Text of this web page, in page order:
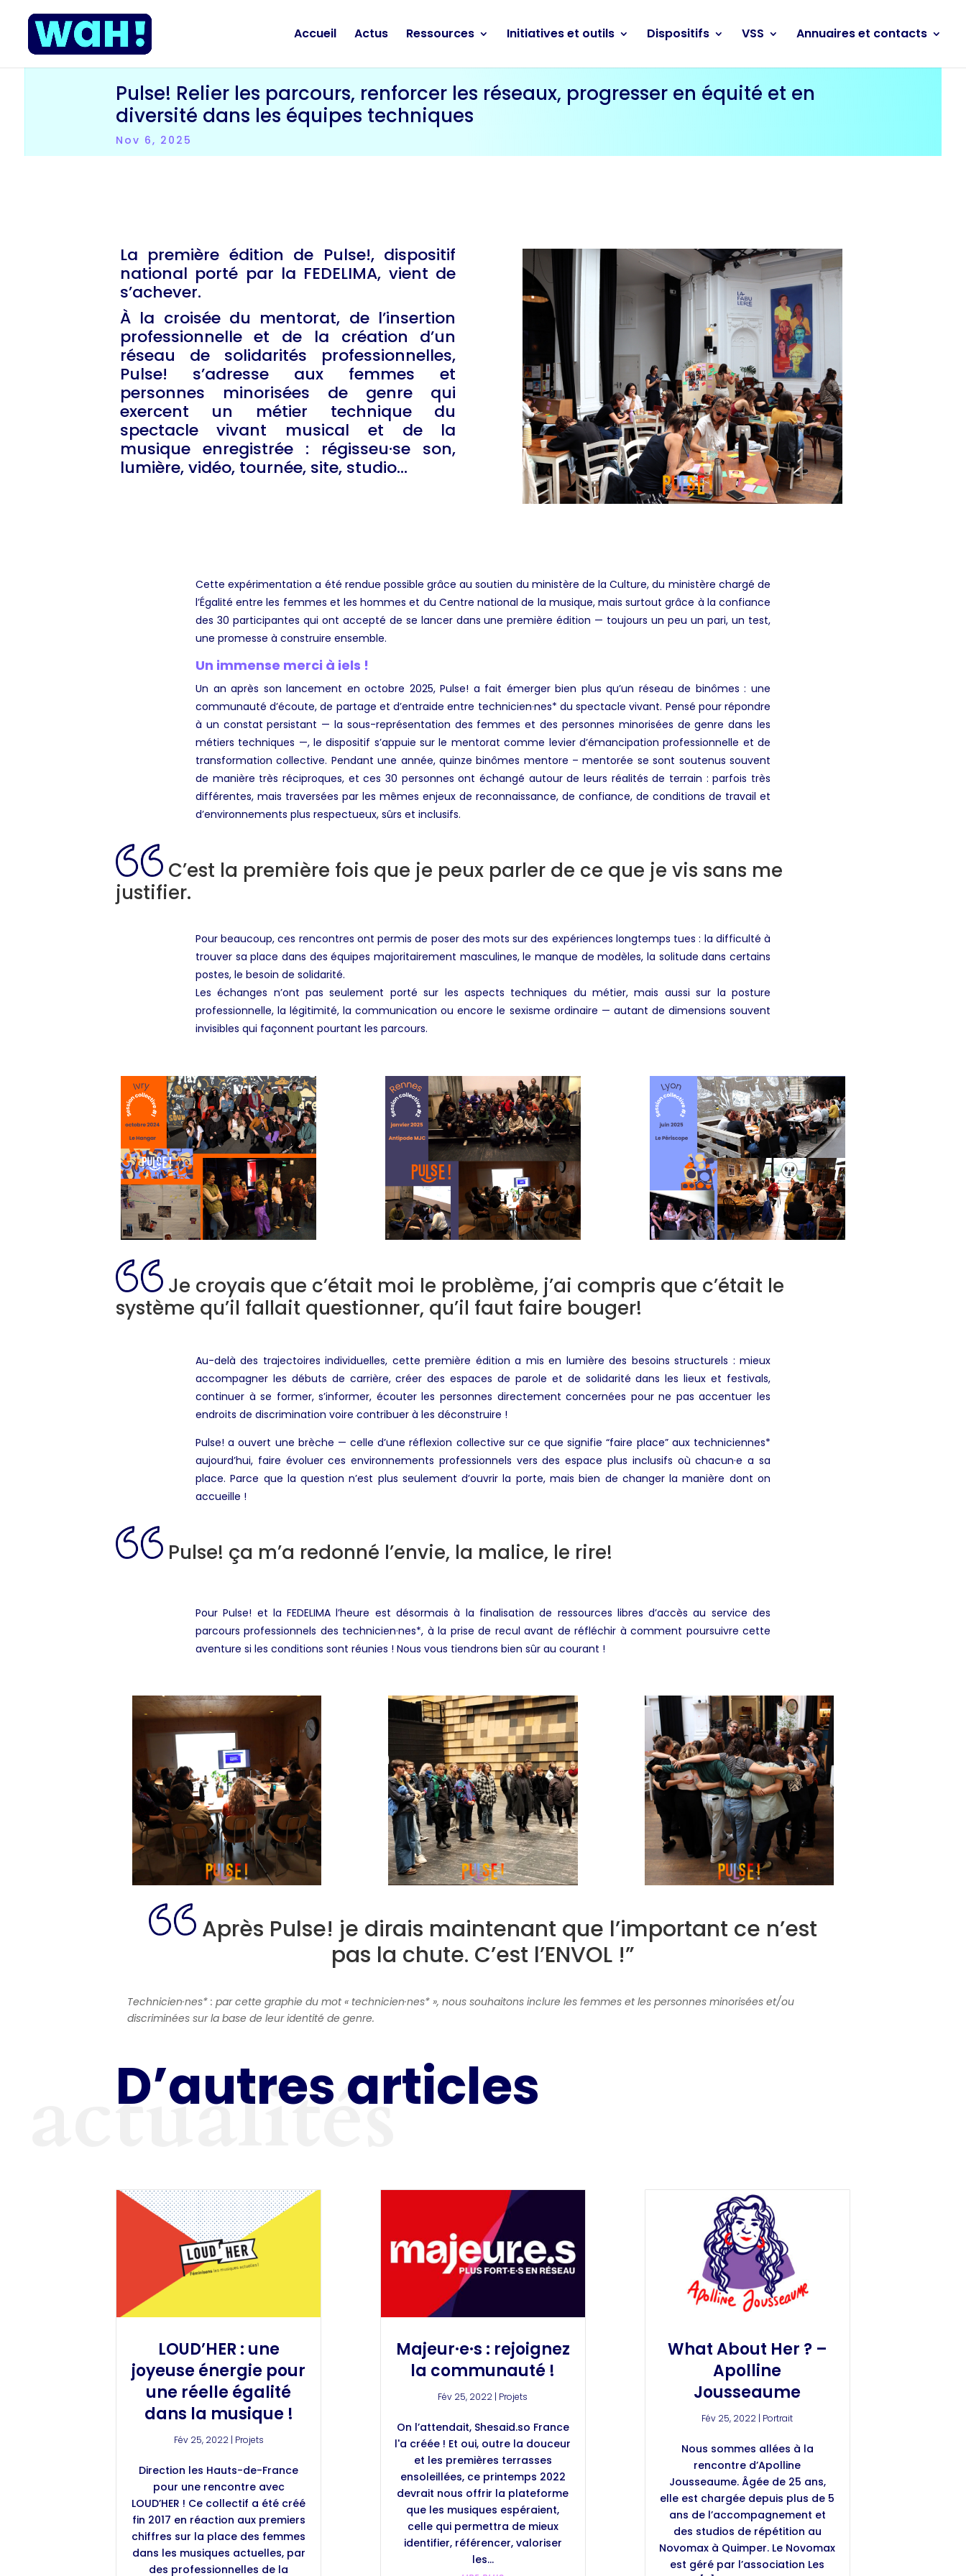
Accueil Actus Ressources Initiatives et outils Dispositifs VSS Annuaires et contacts
Pulse! Relier les parcours, renforcer les réseaux, progresser en équité et en
diversité dans les équipes techniques
Nov 6, 2025
La première édition de Pulse!, dispositif
national porté par la FEDELIMA, vient de
s’achever.
À la croisée du mentorat, de l’insertion
professionnelle et de la création d’un
réseau de solidarités professionnelles,
Pulse! s’adresse aux femmes et
personnes minorisées de genre qui
exercent un métier technique du
spectacle vivant musical et de la
musique enregistrée : régisseu·se son,
lumière, vidéo, tournée, site, studio…
Cette expérimentation a été rendue possible grâce au soutien du ministère de la Culture, du ministère chargé de
l’Égalité entre les femmes et les hommes et du Centre national de la musique, mais surtout grâce à la confiance
des 30 participantes qui ont accepté de se lancer dans une première édition — toujours un peu un pari, un test,
une promesse à construire ensemble.
Un immense merci à iels !
Un an après son lancement en octobre 2025, Pulse! a fait émerger bien plus qu’un réseau de binômes : une
communauté d’écoute, de partage et d’entraide entre technicien·nes* du spectacle vivant. Pensé pour répondre
à un constat persistant — la sous-représentation des femmes et des personnes minorisées de genre dans les
métiers techniques —, le dispositif s’appuie sur le mentorat comme levier d’émancipation professionnelle et de
transformation collective. Pendant une année, quinze binômes mentore – mentorée se sont soutenus souvent
de manière très réciproques, et ces 30 personnes ont échangé autour de leurs réalités de terrain : parfois très
différentes, mais traversées par les mêmes enjeux de reconnaissance, de confiance, de conditions de travail et
d’environnements plus respectueux, sûrs et inclusifs.
C’est la première fois que je peux parler de ce que je vis sans me
justifier.
Pour beaucoup, ces rencontres ont permis de poser des mots sur des expériences longtemps tues : la difficulté à
trouver sa place dans des équipes majoritairement masculines, le manque de modèles, la solitude dans certains
postes, le besoin de solidarité.
Les échanges n’ont pas seulement porté sur les aspects techniques du métier, mais aussi sur la posture
professionnelle, la légitimité, la communication ou encore le sexisme ordinaire — autant de dimensions souvent
invisibles qui façonnent pourtant les parcours.
Je croyais que c’était moi le problème, j’ai compris que c’était le
système qu’il fallait questionner, qu’il faut faire bouger!
Au-delà des trajectoires individuelles, cette première édition a mis en lumière des besoins structurels : mieux
accompagner les débuts de carrière, créer des espaces de parole et de solidarité dans les lieux et festivals,
continuer à se former, s’informer, écouter les personnes directement concernées pour ne pas accentuer les
endroits de discrimination voire contribuer à les déconstruire !
Pulse! a ouvert une brèche — celle d’une réflexion collective sur ce que signifie “faire place” aux techniciennes*
aujourd’hui, faire évoluer ces environnements professionnels vers des espace plus inclusifs où chacun·e a sa
place. Parce que la question n’est plus seulement d’ouvrir la porte, mais bien de changer la manière dont on
accueille !
Pulse! ça m’a redonné l’envie, la malice, le rire!
Pour Pulse! et la FEDELIMA l’heure est désormais à la finalisation de ressources libres d’accès au service des
parcours professionnels des technicien·nes*, à la prise de recul avant de réfléchir à comment poursuivre cette
aventure si les conditions sont réunies ! Nous vous tiendrons bien sûr au courant !
Après Pulse! je dirais maintenant que l’important ce n’est
pas la chute. C’est l’ENVOL !”
Technicien·nes* : par cette graphie du mot « technicien·nes* », nous souhaitons inclure les femmes et les personnes minorisées et/ou
discriminées sur la base de leur identité de genre.
D’autres articles
actualités
LOUD’HER : une
joyeuse énergie pour
une réelle égalité
dans la musique !
Fév 25, 2022| Projets
Direction les Hauts-de-France
pour une rencontre avec
LOUD’HER ! Ce collectif a été créé
fin 2017 en réaction aux premiers
chiffres sur la place des femmes
dans les musiques actuelles, par
des professionnelles de la
Majeur·e·s : rejoignez
la communauté !
Fév 25, 2022 Projets
On l’attendait, Shesaid.so France
l'a créée ! Et oui, outre la douceur
et les premières terrasses
ensoleillées, ce printemps 2022
devrait nous offrir la plateforme
que les musiques espéraient,
celle qui permettra de mieux
identifier, référencer, valoriser
les...
What About Her ? –
Apolline
Jousseaume
Fév 25, 2022 Portrait
Nous sommes allées à la
rencontre d’Apolline
Jousseaume. Âgée de 25 ans,
elle est chargée depuis plus de 5
ans de l’accompagnement et
des studios de répétition au
Novomax à Quimper. Le Novomax
est géré par l’association Les